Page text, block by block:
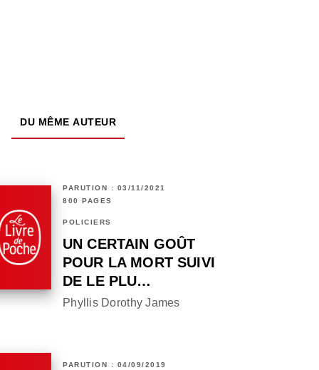
DU MÊME AUTEUR
PARUTION : 03/11/2021
800 PAGES
POLICIERS
UN CERTAIN GOÛT
POUR LA MORT SUIVI
DE LE PLU…
Phyllis Dorothy James
PARUTION : 04/09/2019